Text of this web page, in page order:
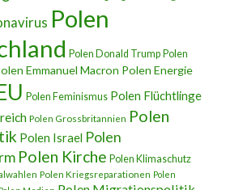
Polen
Polen Donald Trump Polen
Emmanuel Macron Polen Energie
Polen Feminismus Polen Flüchtlinge
Polen Grossbritannien Polen
Polen Israel Polen
Polen Kirche Polen Klimaschutz
Polen Kriegsreparationen Polen